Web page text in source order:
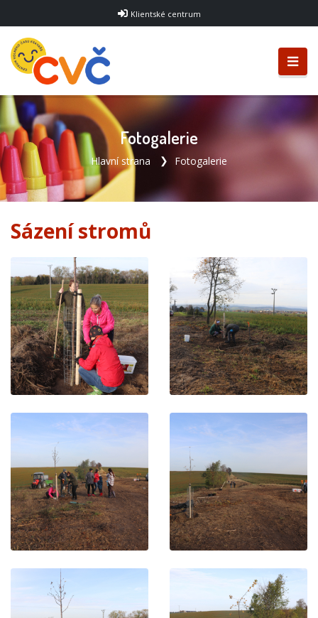
Klientské centrum
Fotogalerie
Hlavní strana Fotogalerie
Sázení stromů